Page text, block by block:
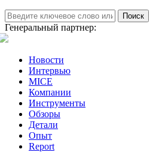
Поиск
Генеральный партнер:
Новости
Интервью
MICE
Компании
Инструменты
Обзоры
Детали
Опыт
Report